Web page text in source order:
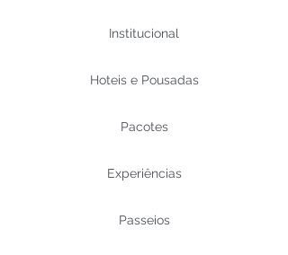
Institucional
Hoteis e Pousadas
Pacotes
Experiências
Passeios